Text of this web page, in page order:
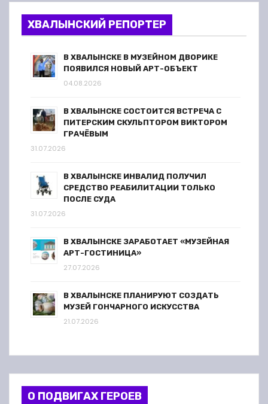
ХВАЛЫНСКИЙ РЕПОРТЕР
В ХВАЛЫНСКЕ В МУЗЕЙНОМ ДВОРИКЕ
ПОЯВИЛСЯ НОВЫЙ АРТ-ОБЪЕКТ
04.08.2026
В ХВАЛЫНСКЕ СОСТОИТСЯ ВСТРЕЧА С
ПИТЕРСКИМ СКУЛЬПТОРОМ ВИКТОРОМ
ГРАЧЁВЫМ
31.07.2026
В ХВАЛЫНСКЕ ИНВАЛИД ПОЛУЧИЛ
СРЕДСТВО РЕАБИЛИТАЦИИ ТОЛЬКО
ПОСЛЕ СУДА
31.07.2026
В ХВАЛЫНСКЕ ЗАРАБОТАЕТ «МУЗЕЙНАЯ
АРТ-ГОСТИНИЦА»
27.07.2026
В ХВАЛЫНСКЕ ПЛАНИРУЮТ СОЗДАТЬ
МУЗЕЙ ГОНЧАРНОГО ИСКУССТВА
21.07.2026
О ПОДВИГАХ ГЕРОЕВ